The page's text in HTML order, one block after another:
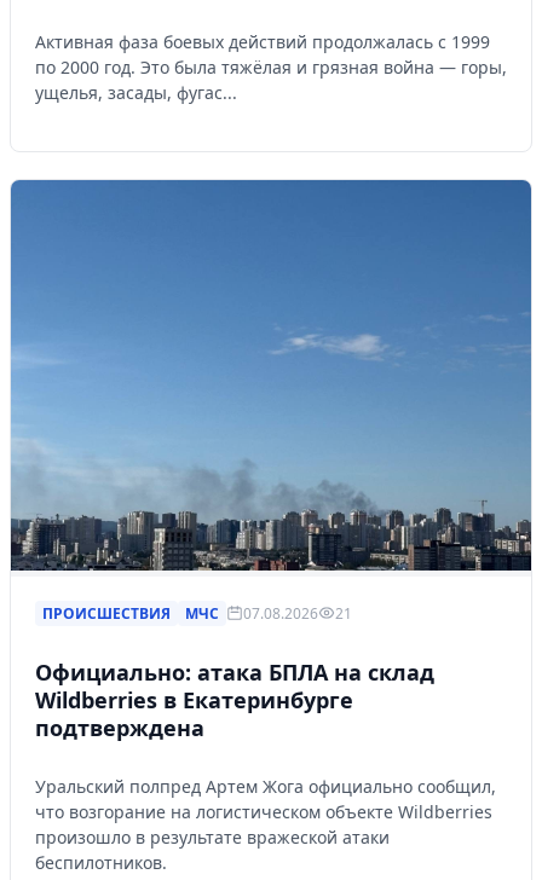
Активная фаза боевых действий продолжалась с 1999
по 2000 год. Это была тяжёлая и грязная война — горы,
ущелья, засады, фугас...
ПРОИСШЕСТВИЯ МЧС 07.08.2026 21
Официально: атака БПЛА на склад
Wildberries в Екатеринбурге
подтверждена
Уральский полпред Артем Жога официально сообщил,
что возгорание на логистическом объекте Wildberries
произошло в результате вражеской атаки
беспилотников.